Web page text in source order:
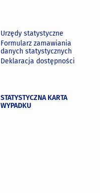
Urzędy statystyczne
Formularz zamawiania
danych statystycznych
Deklaracja dostępności
STATYSTYCZNA KARTA
WYPADKU